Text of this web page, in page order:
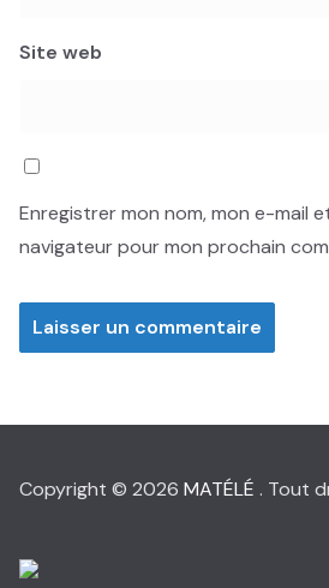
Site web
Enregistrer mon nom, mon e-mail
navigateur pour mon prochain
Copyright © 2026 MATÉLÉ . Tout